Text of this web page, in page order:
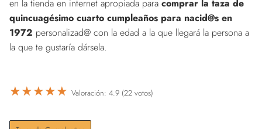
en la tienda en internet apropiada para comprar la taza de
quincuagésimo cuarto cumpleaños para nacid@s en
1972 personalizad@ con la edad a la que llegará la persona a
la que te gustaría dársela.
★★★★★ Valoración: 4.9 (22 votos)